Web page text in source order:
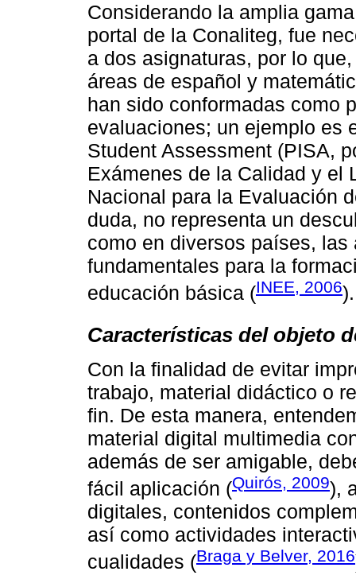
Considerando la amplia
portal de la Conaliteg, fue
a dos asignaturas, por lo
áreas de español y
han sido conformadas como
evaluaciones; un ejemplo es
Student Assessment (PISA,
Exámenes de la Calidad y el
Nacional para la Evaluación
duda, no representa un
como en diversos países,
fundamentales para la
educación básica (INEE, 2006).
Características del objeto
Con la finalidad de evitar
trabajo, material didáctico o
fin. De esta manera,
material digital multimedia
además de ser amigable,
fácil aplicación (Quirós, 2009),
digitales, contenidos
así como actividades
cualidades (Braga y Belver, 2016